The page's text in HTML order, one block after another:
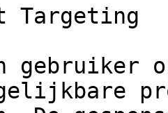
Targeting